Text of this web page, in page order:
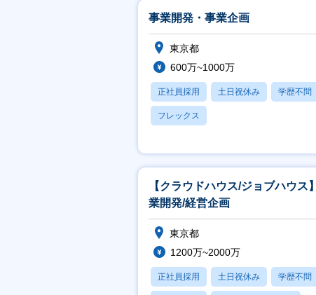
事業開発・事業企画
東京都
600万~1000万
正社員採用 土日祝休み 学歴不問
フレックス
【クラウドハウス/ジョブハウス
業開発/経営企画
東京都
1200万~2000万
正社員採用 土日祝休み 学歴不問